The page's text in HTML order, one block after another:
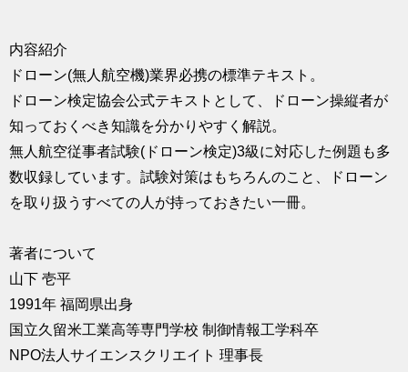
求人
内容紹介
ドローン(無人航空機)業界必携の標準テキスト。
ドローン検定協会公式テキストとして、ドローン操縦者が
知っておくべき知識を分かりやすく解説。
無人航空従事者試験(ドローン検定)3級に対応した例題も多
数収録しています。試験対策はもちろんのこと、ドローン
を取り扱うすべての人が持っておきたい一冊。
著者について
山下 壱平
1991年 福岡県出身
国立久留米工業高等専門学校 制御情報工学科卒
NPO法人サイエンスクリエイト 理事長